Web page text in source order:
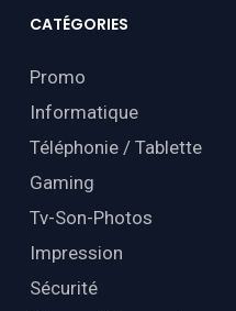
CATÉGORIES
Promo
Informatique
Téléphonie / Tablette
Gaming
Tv-Son-Photos
Impression
Sécurité